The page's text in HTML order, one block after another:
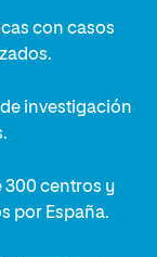
con casos
investigación
300 centros y
por España.